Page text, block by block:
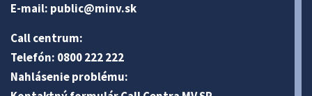
E-mail: public@minv.sk
Call centrum:
Telefón: 0800 222 222
Nahlásenie problému: